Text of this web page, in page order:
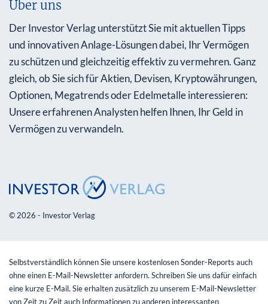
Über uns
Der Investor Verlag unterstützt Sie mit aktuellen Tipps
und innovativen Anlage-Lösungen dabei, Ihr Vermögen
zu schützen und gleichzeitig effektiv zu vermehren. Ganz
gleich, ob Sie sich für Aktien, Devisen, Kryptowährungen,
Optionen, Megatrends oder Edelmetalle interessieren:
Unsere erfahrenen Analysten helfen Ihnen, Ihr Geld in
Vermögen zu verwandeln.
© 2026 - Investor Verlag
Selbstverständlich können Sie unsere kostenlosen Sonder-Reports auch
ohne einen E-Mail-Newsletter anfordern. Schreiben Sie uns dafür einfach
eine kurze E-Mail. Sie erhalten zusätzlich zu unserem E-Mail-Newsletter
von Zeit zu Zeit auch Informationen zu anderen interessanten